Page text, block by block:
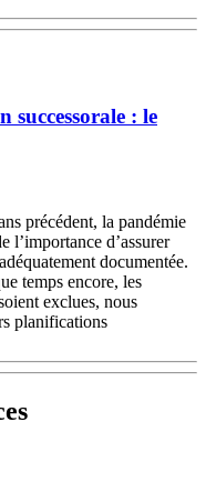
: le
précédent, la pandémie
d’assurer
documentée.
temps encore, les
exclues, nous
planifications